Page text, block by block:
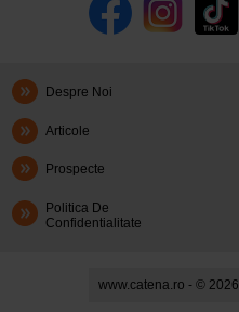
Despre Noi
Articole
Prospecte
Politica De
Confidentialitate
www.catena.ro - © 2026